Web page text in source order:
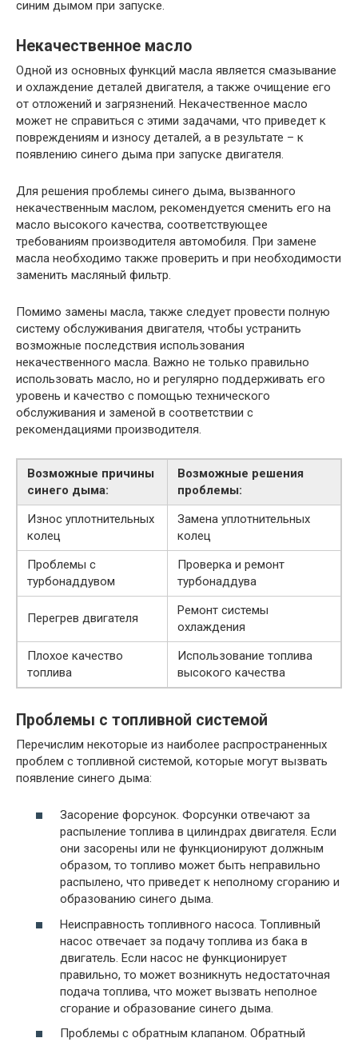
синим дымом при запуске.
Некачественное масло
Одной из основных функций масла является смазывание
и охлаждение деталей двигателя, а также очищение его
от отложений и загрязнений. Некачественное масло
может не справиться с этими задачами, что приведет к
повреждениям и износу деталей, а в результате – к
появлению синего дыма при запуске двигателя.
Для решения проблемы синего дыма, вызванного
некачественным маслом, рекомендуется сменить его на
масло высокого качества, соответствующее
требованиям производителя автомобиля. При замене
масла необходимо также проверить и при необходимости
заменить масляный фильтр.
Помимо замены масла, также следует провести полную
систему обслуживания двигателя, чтобы устранить
возможные последствия использования
некачественного масла. Важно не только правильно
использовать масло, но и регулярно поддерживать его
уровень и качество с помощью технического
обслуживания и заменой в соответствии с
рекомендациями производителя.
Возможные причины
синего дыма:
Возможные решения
проблемы:
Износ уплотнительных
колец
Замена уплотнительных
колец
Проблемы с
турбонаддувом
Проверка и ремонт
турбонаддува
Перегрев двигателя
Ремонт системы
охлаждения
Плохое качество
топлива
Использование топлива
высокого качества
Проблемы с топливной системой
Перечислим некоторые из наиболее распространенных
проблем с топливной системой, которые могут вызвать
появление синего дыма:
Засорение форсунок. Форсунки отвечают за
распыление топлива в цилиндрах двигателя. Если
они засорены или не функционируют должным
образом, то топливо может быть неправильно
распылено, что приведет к неполному сгоранию и
образованию синего дыма.
Неисправность топливного насоса. Топливный
насос отвечает за подачу топлива из бака в
двигатель. Если насос не функционирует
правильно, то может возникнуть недостаточная
подача топлива, что может вызвать неполное
сгорание и образование синего дыма.
Проблемы с обратным клапаном. Обратный